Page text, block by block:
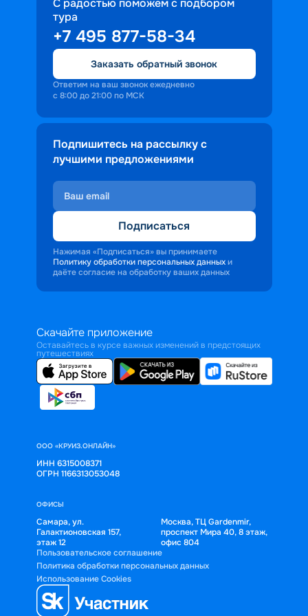
доброжелательность и заинтересованность
персонала корабля в каждом госте.
Ступая на борт теплохода, пассажиры
попадают в совершенно иную атмосферу,
где властвует тяга к приключениям и
открытиям.
тура
+7 495 877-58-34
Заказать обратный звонок
Ответим на ваш звонок ежедневно
с 8:00 до 21:00 по МСК
Подпишитесь на рассылку с
лучшими предложениями
Подписаться
Нажимая «Подписаться» вы принимаете
Политику обработки персональных данных и
даёте согласие на обработку ваших данных
Скачайте приложение
Оставайтесь в курсе важных изменений в предстоящих
путешествиях
ООО «КРУИЗ.ОНЛАЙН»
ИНН 6315008371
ОГРН 1166313053048
ОФИСЫ
Самара, ул.
Галактионовская 157,
этаж 12
Москва, ТЦ Gardenmir,
проспект Мира 40, 8 этаж,
офис 804
Пользовательское соглашение
Политика обработки персональных данных
Использование Cookies